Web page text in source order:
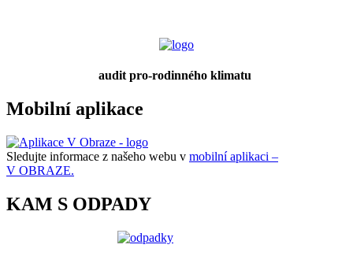
audit pro-rodinného klimatu
Mobilní aplikace
Sledujte informace z našeho webu v mobilní aplikaci –
V OBRAZE.
KAM S ODPADY